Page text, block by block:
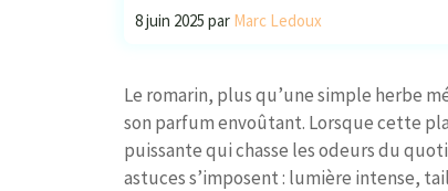
8 juin 2025 par Marc Ledoux
Le romarin, plus qu’une simple herbe
son parfum envoûtant. Lorsque cette
puissante qui chasse les odeurs du
astuces s’imposent : lumière intense,